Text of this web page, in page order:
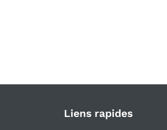
Liens rapides